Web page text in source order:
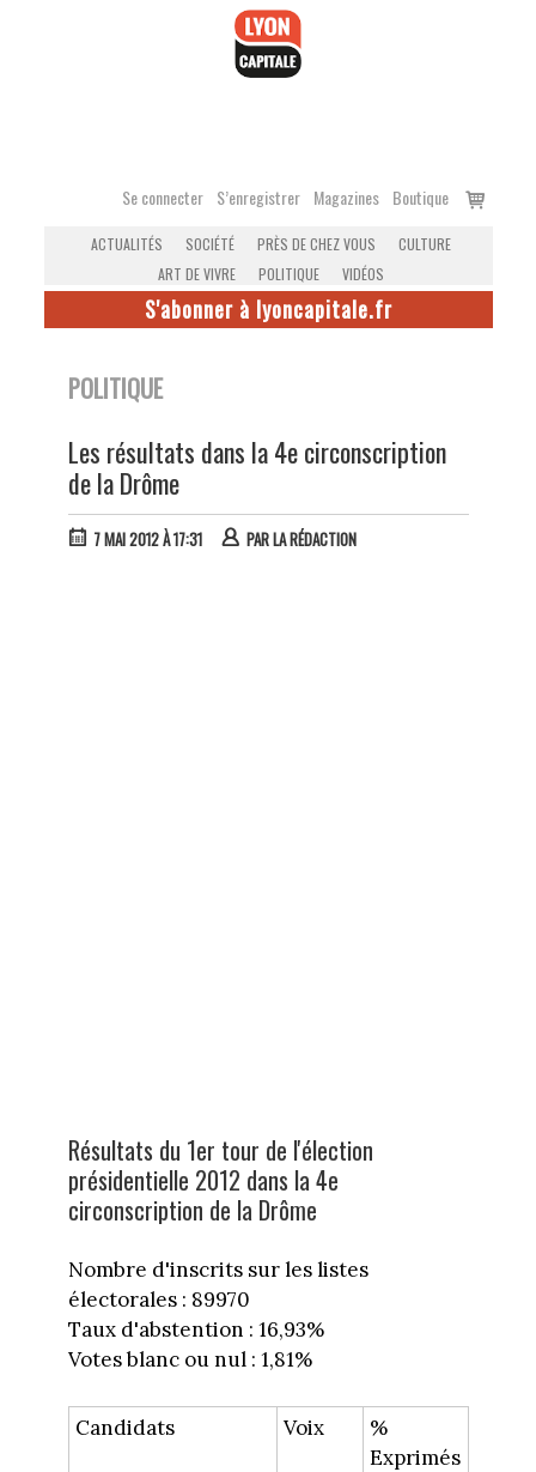
Se connecter S’enregistrer Magazines Boutique
Voir
ACTUALITÉS SOCIÉTÉ PRÈS DE CHEZ VOUS
CULTURE
ART DE VIVRE
POLITIQUE VIDÉOS
S'abonner à lyoncapitale.fr
POLITIQUE
Les résultats dans la 4e circonscription
de la Drôme
7 MAI 2012 À 17:31 PARLA RÉDACTION
Résultats du 1er tour de l'élection
présidentielle 2012 dans la 4e
circonscription de la Drôme
Nombre d'inscrits sur les listes
électorales : 89970
Taux d'abstention : 16,93%
Votes blanc ou nul : 1,81%
Candidats Voix
%
Exprimés